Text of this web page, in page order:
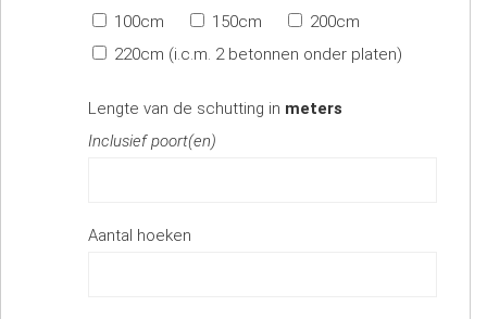
100cm
150cm
200cm
220cm (i.c.m. 2 betonnen onder platen)
Lengte van de schutting in meters
Inclusief poort(en)
Aantal hoeken